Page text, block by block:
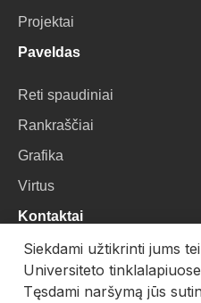
Projektai
Paveldas
Reti spaudiniai
Rankraščiai
Grafika
Virtus
Kontaktai
VU Biblioteka
Universiteto g. 3, LT-01122,
Siekdami užtikrinti jums
Universiteto
Tęsdami naršymą jūs